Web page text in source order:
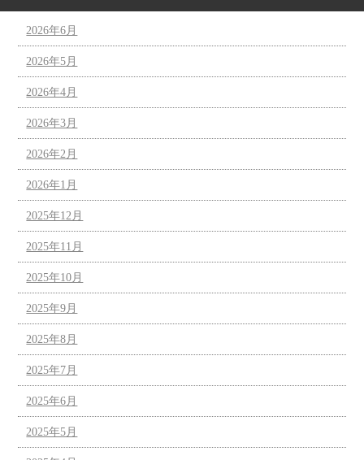
2026年6月
2026年5月
2026年4月
2026年3月
2026年2月
2026年1月
2025年12月
2025年11月
2025年10月
2025年9月
2025年8月
2025年7月
2025年6月
2025年5月